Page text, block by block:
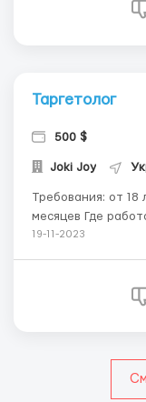
Таргетолог
500 $
Joki Joy
Требования: от 18 лет, опыт в этой нише не менее 6-ти
месяцев Где работать? удалённо Условия работы:
настройка
19-11-2023